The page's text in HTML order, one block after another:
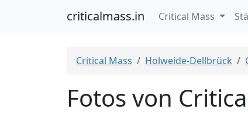
criticalmass.in Critical Mass
Critical Mass Holweide-Dellbrück
Fotos von